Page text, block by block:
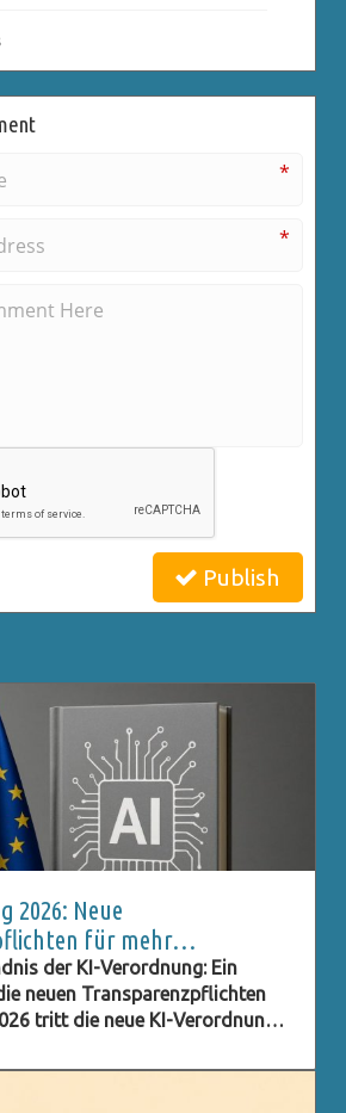
*
*
Publish
2026: Neue
für mehr
der KI-Verordnung: Ein
neuen Transparenzpflichten
tritt die neue KI-Verordnung
und Institutionen festlegt, die